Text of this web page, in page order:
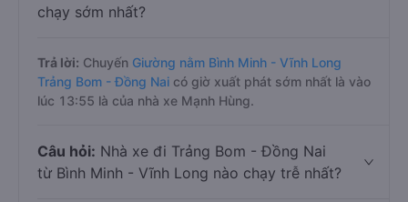
chạy sớm nhất?
Trả lời: Chuyến Giường nằm Bình Minh - Vĩnh Long
Trảng Bom - Đồng Nai có giờ xuất phát sớm nhất là vào
lúc 13:55 là của nhà xe Mạnh Hùng.
Câu hỏi: Nhà xe đi Trảng Bom - Đồng Nai
từ Bình Minh - Vĩnh Long nào chạy trễ nhất?